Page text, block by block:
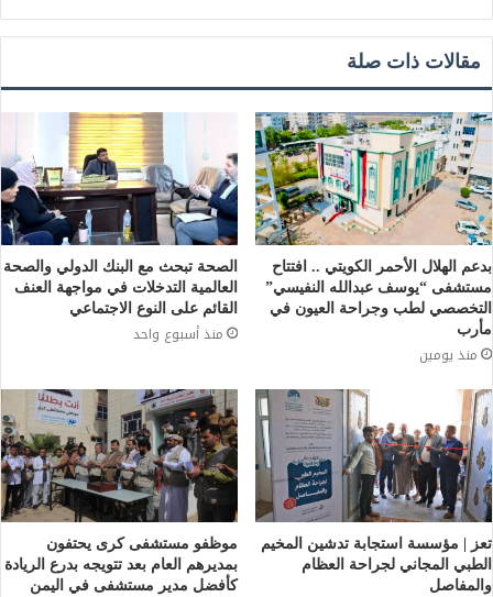
مقالات ذات صلة
بدعم الهلال الأحمر الكويتي .. افتتاح
مستشفى “يوسف عبدالله النفيسي”
التخصصي لطب وجراحة العيون في
مأرب
منذ يومين
الصحة تبحث مع البنك الدولي والصحة
العالمية التدخلات في مواجهة العنف
القائم على النوع الاجتماعي
منذ أسبوع واحد
تعز | مؤسسة استجابة تدشين المخيم
الطبي المجاني لجراحة العظام
والمفاصل
موظفو مستشفى كرى يحتفون
بمديرهم العام بعد تتويجه بدرع الريادة
كأفضل مدير مستشفى في اليمن